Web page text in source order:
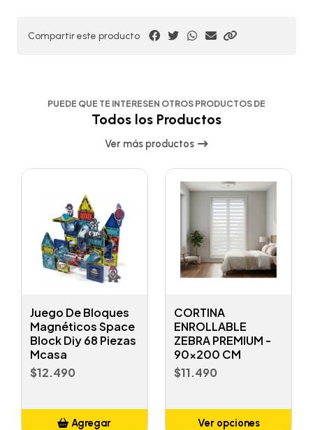
Compartir este producto
PUEDE QUE TE INTERESEN OTROS PRODUCTOS DE
Todos los Productos
Ver más productos
Juego De Bloques
Magnéticos Space
Block Diy 68 Piezas
Mcasa
$12.490
Agregar
CORTINA
ENROLLABLE
ZEBRA PREMIUM -
90x200 CM
$11.490
Ver opciones